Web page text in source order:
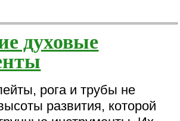
духовые
рога и трубы не
развития, которой